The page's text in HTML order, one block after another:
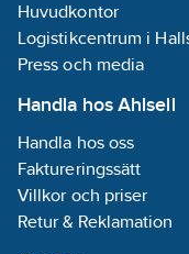
Huvudkontor
Logistikcentrum i
Press och media
Handla hos Ahlsell
Handla hos oss
Faktureringssätt
Villkor och priser
Retur & Reklamation